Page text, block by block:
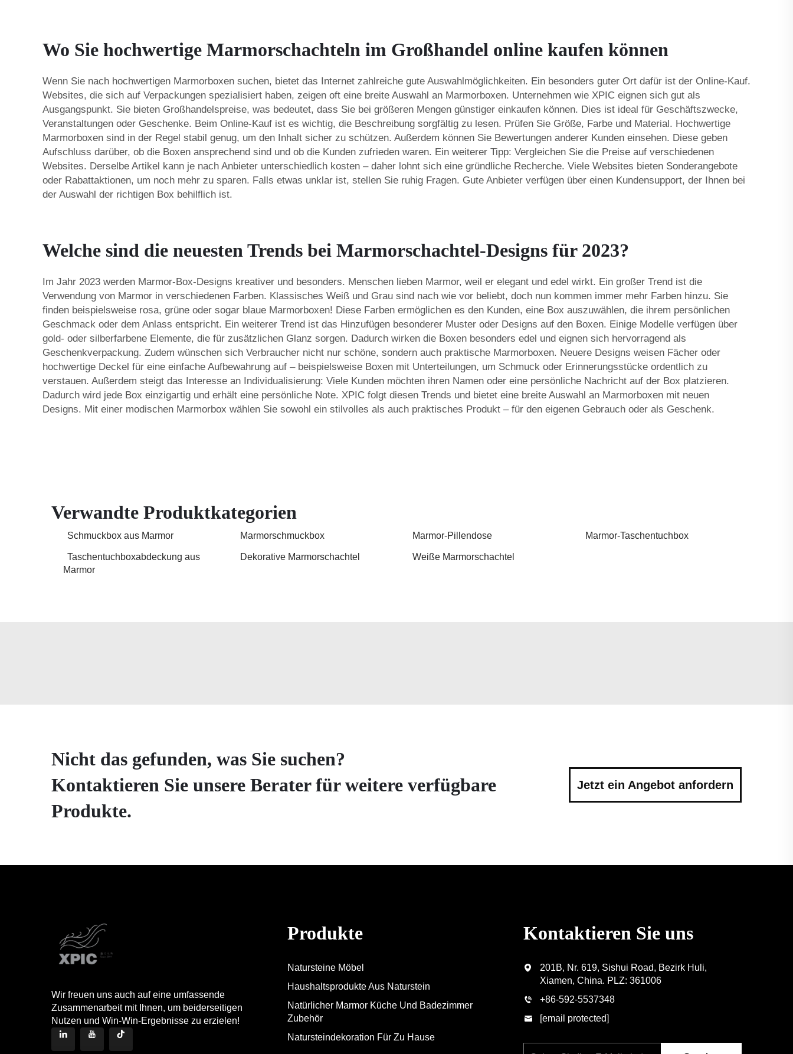
Wo Sie hochwertige Marmorschachteln im Großhandel online kaufen können
Wenn Sie nach hochwertigen Marmorboxen suchen, bietet das Internet zahlreiche gute Auswahlmöglichkeiten. Ein besonders guter Ort dafür ist der Online-Kauf.
Websites, die sich auf Verpackungen spezialisiert haben, zeigen oft eine breite Auswahl an Marmorboxen. Unternehmen wie XPIC eignen sich gut als
Ausgangspunkt. Sie bieten Großhandelspreise, was bedeutet, dass Sie bei größeren Mengen günstiger einkaufen können. Dies ist ideal für Geschäftszwecke,
Veranstaltungen oder Geschenke. Beim Online-Kauf ist es wichtig, die Beschreibung sorgfältig zu lesen. Prüfen Sie Größe, Farbe und Material. Hochwertige
Marmorboxen sind in der Regel stabil genug, um den Inhalt sicher zu schützen. Außerdem können Sie Bewertungen anderer Kunden einsehen. Diese geben
Aufschluss darüber, ob die Boxen ansprechend sind und ob die Kunden zufrieden waren. Ein weiterer Tipp: Vergleichen Sie die Preise auf verschiedenen
Websites. Derselbe Artikel kann je nach Anbieter unterschiedlich kosten – daher lohnt sich eine gründliche Recherche. Viele Websites bieten Sonderangebote
oder Rabattaktionen, um noch mehr zu sparen. Falls etwas unklar ist, stellen Sie ruhig Fragen. Gute Anbieter verfügen über einen Kundensupport, der Ihnen bei
der Auswahl der richtigen Box behilflich ist.
Welche sind die neuesten Trends bei Marmorschachtel-Designs für 2023?
Im Jahr 2023 werden Marmor-Box-Designs kreativer und besonders. Menschen lieben Marmor, weil er elegant und edel wirkt. Ein großer Trend ist die
Verwendung von Marmor in verschiedenen Farben. Klassisches Weiß und Grau sind nach wie vor beliebt, doch nun kommen immer mehr Farben hinzu. Sie
finden beispielsweise rosa, grüne oder sogar blaue Marmorboxen! Diese Farben ermöglichen es den Kunden, eine Box auszuwählen, die ihrem persönlichen
Geschmack oder dem Anlass entspricht. Ein weiterer Trend ist das Hinzufügen besonderer Muster oder Designs auf den Boxen. Einige Modelle verfügen über
gold- oder silberfarbene Elemente, die für zusätzlichen Glanz sorgen. Dadurch wirken die Boxen besonders edel und eignen sich hervorragend als
Geschenkverpackung. Zudem wünschen sich Verbraucher nicht nur schöne, sondern auch praktische Marmorboxen. Neuere Designs weisen Fächer oder
hochwertige Deckel für eine einfache Aufbewahrung auf – beispielsweise Boxen mit Unterteilungen, um Schmuck oder Erinnerungsstücke ordentlich zu
verstauen. Außerdem steigt das Interesse an Individualisierung: Viele Kunden möchten ihren Namen oder eine persönliche Nachricht auf der Box platzieren.
Dadurch wird jede Box einzigartig und erhält eine persönliche Note. XPIC folgt diesen Trends und bietet eine breite Auswahl an Marmorboxen mit neuen
Designs. Mit einer modischen Marmorbox wählen Sie sowohl ein stilvolles als auch praktisches Produkt – für den eigenen Gebrauch oder als Geschenk.
Verwandte Produktkategorien
Schmuckbox aus Marmor Marmorschmuckbox Marmor-Pillendose Marmor-Taschentuchbox
Taschentuchboxabdeckung aus
Marmor
Dekorative Marmorschachtel Weiße Marmorschachtel
Nicht das gefunden, was Sie suchen?
Kontaktieren Sie unsere Berater für weitere verfügbare
Produkte.
Jetzt ein Angebot anfordern
Wir freuen uns auch auf eine umfassende
Zusammenarbeit mit Ihnen, um beiderseitigen
Nutzen und Win-Win-Ergebnisse zu erzielen!
Produkte
Natursteine Möbel
Haushaltsprodukte Aus Naturstein
Natürlicher Marmor Küche Und Badezimmer
Zubehör
Natursteindekoration Für Zu Hause
Kontaktieren Sie uns
201B, Nr. 619, Sishui Road, Bezirk Huli,
Xiamen, China. PLZ: 361006
+86-592-5537348
[email protected]